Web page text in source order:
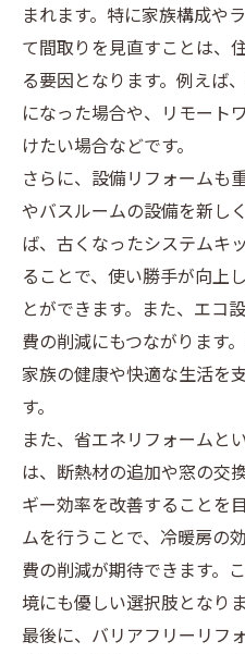
まれます。特に家族構成や
て間取りを見直すことは、
る要因となります。例えば
になった場合や、リモート
けたい場合などです。
さらに、設備リフォームも
やバスルームの設備を新し
ば、古くなったシステムキ
ることで、使い勝手が向上
とができます。また、エコ
費の削減にもつながります
家族の健康や快適な生活を
す。
また、省エネリフォームと
は、断熱材の追加や窓の交
ギー効率を改善することを
ムを行うことで、冷暖房の
費の削減が期待できます。
境にも優しい選択肢となりま
最後に、バリアフリーリフ